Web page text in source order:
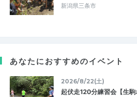
新潟県三条市
あなたにおすすめのイベント
2026/8/22(土)
起伏走120分練習会【生駒